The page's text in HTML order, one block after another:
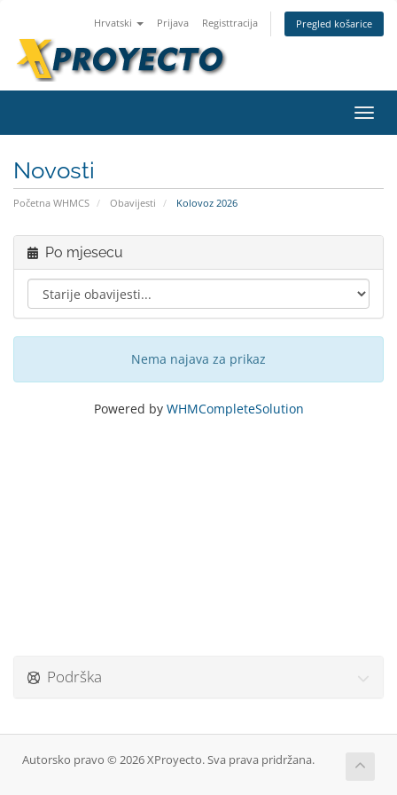
Hrvatski Prijava Registtracija Pregled košarice
Novosti
Početna WHMCS Obavijesti Kolovoz 2026
Po mjesecu
Nema najava za prikaz
Powered by WHMCompleteSolution
Podrška
Autorsko pravo © 2026 XProyecto. Sva prava pridržana.